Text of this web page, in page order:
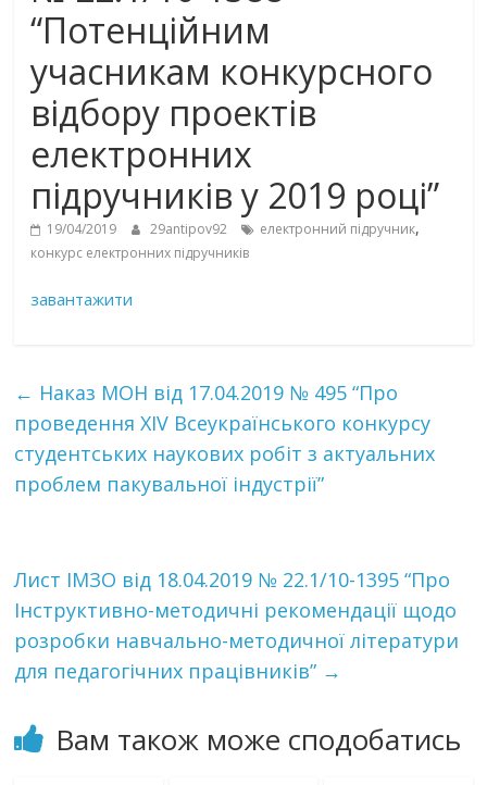
“Потенційним
учасникам конкурсного
відбору проектів
електронних
підручників у 2019 році”
19/04/2019 29antipov92 електронний підручник,
конкурс електронних підручників
завантажити
← Наказ МОН від 17.04.2019 № 495 “Про
проведення ХIV Всеукраїнського конкурсу
студентських наукових робіт з актуальних
проблем пакувальної індустрії”
Лист ІМЗО від 18.04.2019 № 22.1/10-1395 “Про
Інструктивно-методичні рекомендації щодо
розробки навчально-методичної літератури
для педагогічних працівників” →
Вам також може сподобатись